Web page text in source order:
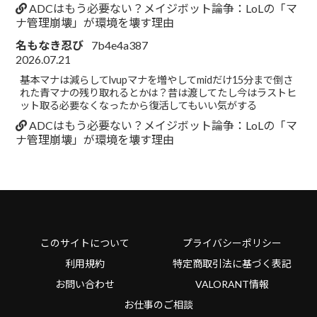
ADCはもう必要ない？メイジボット論争：LoLの「マ
ナ管理崩壊」が環境を壊す理由
名もなき忍び
7b4e4a387
2026.07.21
基本マナは減らしてlvupマナを増やしてmidだけ15分まで倒さ
れた青マナの残り取れるとかは？昔は渡してたし今はラストヒ
ット取る必要なくなったから復活してもいい気がする
ADCはもう必要ない？メイジボット論争：LoLの「マ
ナ管理崩壊」が環境を壊す理由
このサイトについて
プライバシーポリシー
利用規約
特定商取引法に基づく表記
お問い合わせ
VALORANT情報
お仕事のご相談